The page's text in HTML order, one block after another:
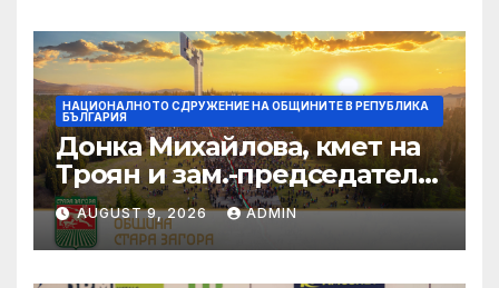
НАЦИОНАЛНОТО СДРУЖЕНИЕ НА ОБЩИНИТЕ В РЕПУБЛИКА
БЪЛГАРИЯ
Донка Михайлова, кмет на
Троян и зам.-председател
на НСОРБ: Знаем какво е
произведено, как е
произведено и какво влиза
AUGUST 9, 2026 ADMIN